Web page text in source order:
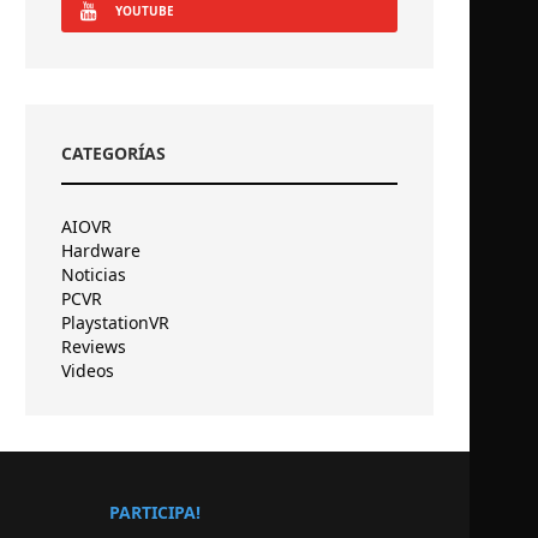
YOUTUBE
CATEGORÍAS
AIOVR
Hardware
Noticias
PCVR
PlaystationVR
Reviews
Videos
PARTICIPA!